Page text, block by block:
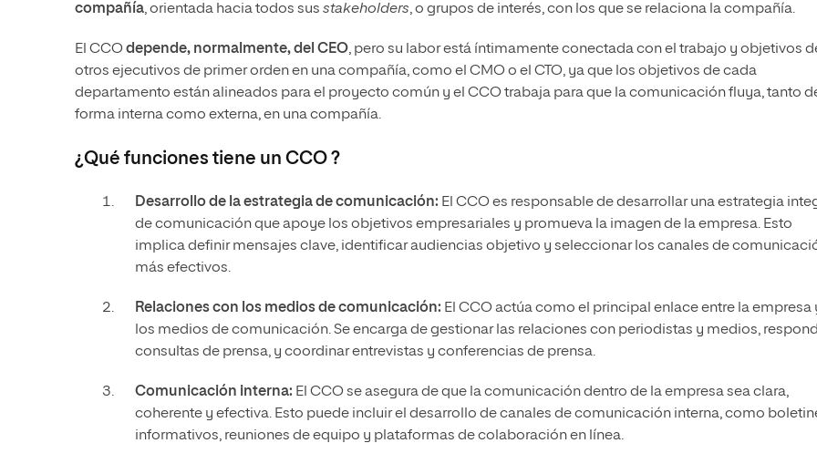
compañía, orientada hacia todos sus stakeholders, o grupos de interés, con los que se relaciona la compañía.
El CCOdepende, normalmente, del CEO, pero su labor está íntimamente conectada con el trabajo y objetivos
otros ejecutivos de primer orden en una compañía, como el CMO o el CTO, ya que los objetivos de cada
departamento están alineados para el proyecto común y el CCO trabaja para que la comunicación fluya, tanto
forma interna como externa, en una compañía.
¿Qué funciones tiene un CCO ?
Desarrollo de la estrategia de comunicación: El CCO es responsable de desarrollar una estrategia
de comunicación que apoye los objetivos empresariales y promueva la imagen de la empresa. Esto
implica definir mensajes clave, identificar audiencias objetivo y seleccionar los canales de
más efectivos.
Relaciones con los medios de comunicación: El CCO actúa como el principal enlace entre la empresa
los medios de comunicación. Se encarga de gestionar las relaciones con periodistas y medios,
consultas de prensa, y coordinar entrevistas y conferencias de prensa.
Comunicación interna: El CCO se asegura de que la comunicación dentro de la empresa sea clara,
coherente y efectiva. Esto puede incluir el desarrollo de canales de comunicación interna, como
informativos, reuniones de equipo y plataformas de colaboración en línea.